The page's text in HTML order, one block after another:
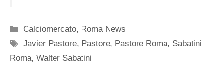
Categorie
Calciomercato, Roma News
Tag
Javier Pastore, Pastore, Pastore Roma, Sabatini
Roma, Walter Sabatini